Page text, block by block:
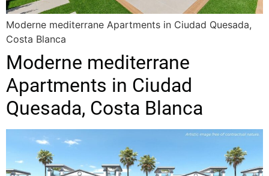
Moderne mediterrane Apartments in Ciudad Quesada,
Costa Blanca
Moderne mediterrane
Apartments in Ciudad
Quesada, Costa Blanca